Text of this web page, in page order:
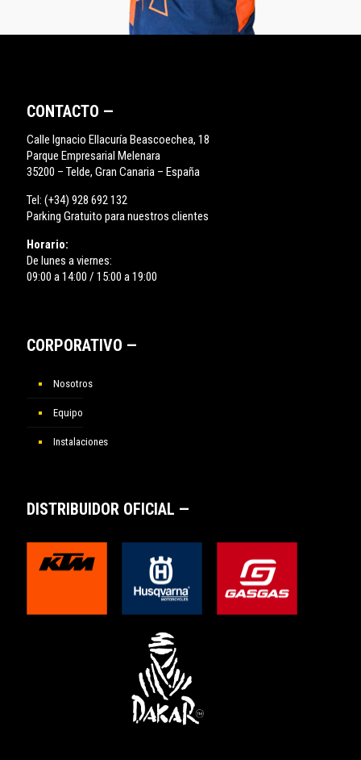
CONTACTO —
Calle Ignacio Ellacuría Beascoechea, 18
Parque Empresarial Melenara
35200 – Telde, Gran Canaria – España
Tel: (+34) 928 692 132
Parking Gratuito para nuestros clientes
Horario:
De lunes a viernes:
09:00 a 14:00 / 15:00 a 19:00
CORPORATIVO —
Nosotros
Equipo
Instalaciones
DISTRIBUIDOR OFICIAL —